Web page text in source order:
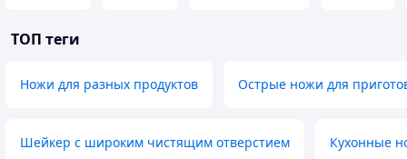
ТОП теги
Ножи для разных продуктов Острые ножи для
Шейкер с широким чистящим отверстием Кухонные